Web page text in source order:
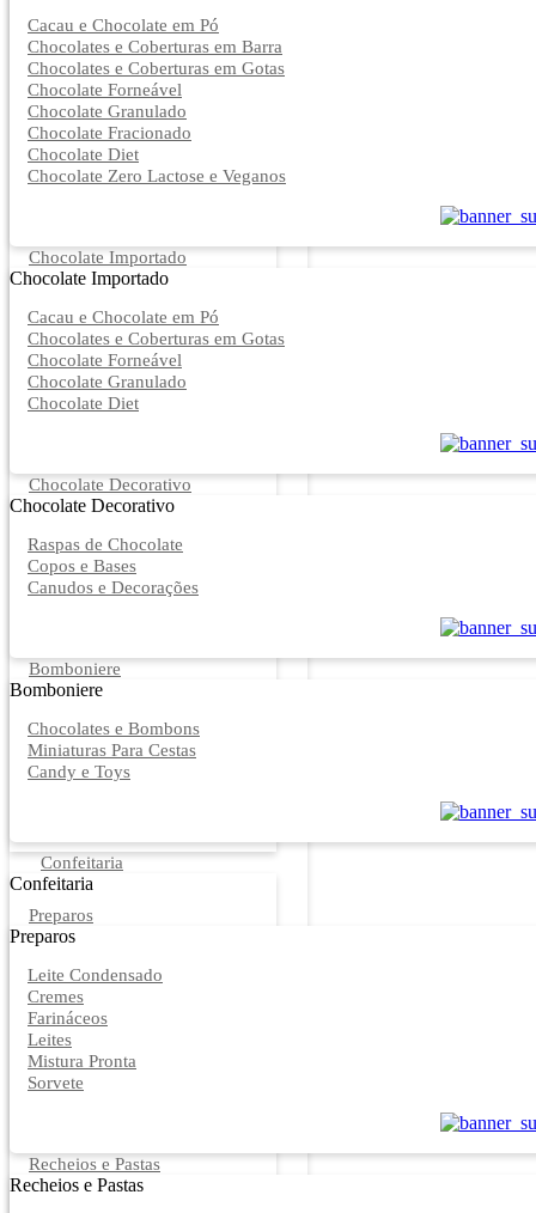
Cacau e Chocolate em Pó
Chocolates e Coberturas em Barra
Chocolates e Coberturas em Gotas
Chocolate Forneável
Chocolate Granulado
Chocolate Fracionado
Chocolate Diet
Chocolate Zero Lactose e Veganos
Chocolate Importado
Chocolate Importado
Cacau e Chocolate em Pó
Chocolates e Coberturas em Gotas
Chocolate Forneável
Chocolate Granulado
Chocolate Diet
Chocolate Decorativo
Chocolate Decorativo
Raspas de Chocolate
Copos e Bases
Canudos e Decorações
Bomboniere
Bomboniere
Chocolates e Bombons
Miniaturas Para Cestas
Candy e Toys
Confeitaria
Confeitaria
Preparos
Preparos
Leite Condensado
Cremes
Farináceos
Leites
Mistura Pronta
Sorvete
Recheios e Pastas
Recheios e Pastas